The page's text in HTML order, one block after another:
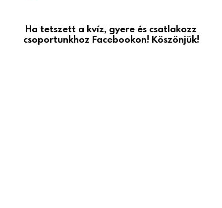
Ha tetszett a kvíz, gyere és csatlakozz
csoportunkhoz Facebookon! Köszönjük!